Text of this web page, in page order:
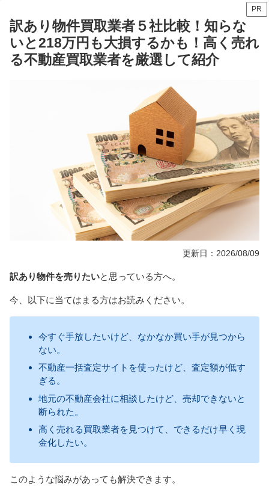
PR
訳あり物件買取業者５社比較！知らな
いと218万円も大損するかも！高く売れ
る不動産買取業者を厳選して紹介
更新日：2026/08/09
訳あり物件を売りたいと思っている方へ。
今、以下に当てはまる方はお読みください。
今すぐ手放したいけど、なかなか買い手が見つから
ない。
不動産一括査定サイトを使ったけど、査定額が低す
ぎる。
地元の不動産会社に相談したけど、売却できないと
断られた。
高く売れる買取業者を見つけて、できるだけ早く現
金化したい。
このような悩みがあっても解決できます。